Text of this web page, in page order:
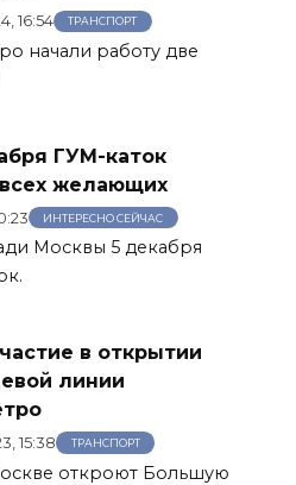
16:54 ТРАНСПОРТ
начали работу две
ГУМ-каток
желающих
ИНТЕРЕСНО СЕЙЧАС
Москвы 5 декабря
в открытии
линии
15:38 ТРАНСПОРТ
откроют Большую